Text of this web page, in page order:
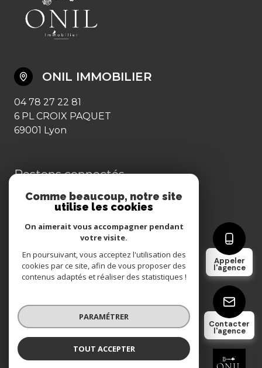
ONIL IMMOBILIER
Appeler
l'agence
Contacter
l'agence
ONIL IMMOBILIER
04 78 27 22 81
6 PL CROIX PAQUET
69001 Lyon
Restons connectés
Nos partenaires
Mentions légales
Admin
Nos honoraires
Comme beaucoup, notre site
utilise les cookies
On aimerait vous accompagner pendant
votre visite.
En poursuivant, vous acceptez l'utilisation des
cookies par ce site, afin de vous proposer des
contenus adaptés et réaliser des statistiques !
PARAMÉTRER
TOUT ACCEPTER